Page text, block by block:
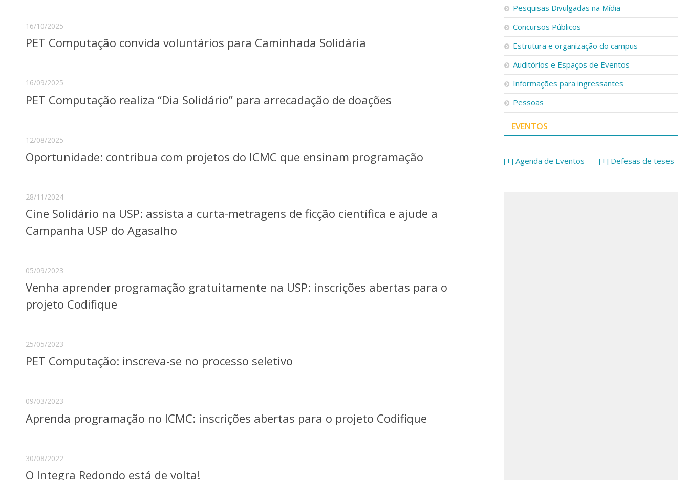
16/10/2025
PET Computação convida voluntários para Caminhada Solidária
16/09/2025
PET Computação realiza “Dia Solidário” para arrecadação de doações
12/08/2025
Oportunidade: contribua com projetos do ICMC que ensinam programação
28/11/2024
Cine Solidário na USP: assista a curta-metragens de ficção científica e ajude a
Campanha USP do Agasalho
05/09/2023
Venha aprender programação gratuitamente na USP: inscrições abertas para o
projeto Codifique
25/05/2023
PET Computação: inscreva-se no processo seletivo
09/03/2023
Aprenda programação no ICMC: inscrições abertas para o projeto Codifique
30/08/2022
O Integra Redondo está de volta!
Pesquisas Divulgadas na Mídia
Concursos Públicos
Estrutura e organização do campus
Auditórios e Espaços de Eventos
Informações para ingressantes
Pessoas
EVENTOS
[+] Agenda de Eventos [+] Defesas de teses